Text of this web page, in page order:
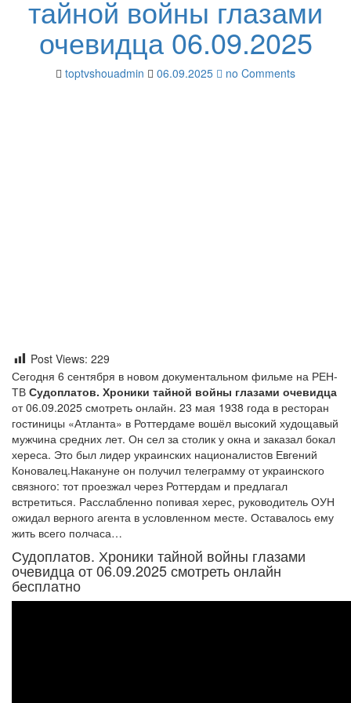
тайной войны глазами
очевидца 06.09.2025
toptvshouadmin 06.09.2025 no Comments
Post Views: 229
Сегодня 6 сентября в новом документальном фильме на РЕН-
ТВ Судоплатов. Хроники тайной войны глазами очевидца
от 06.09.2025 смотреть онлайн. 23 мая 1938 года в ресторан
гостиницы «Атланта» в Роттердаме вошёл высокий худощавый
мужчина средних лет. Он сел за столик у окна и заказал бокал
хереса. Это был лидер украинских националистов Евгений
Коновалец.Накануне он получил телеграмму от украинского
связного: тот проезжал через Роттердам и предлагал
встретиться. Расслабленно попивая херес, руководитель ОУН
ожидал верного агента в условленном месте. Оставалось ему
жить всего полчаса…
Судоплатов. Хроники тайной войны глазами
очевидца от 06.09.2025 смотреть онлайн
бесплатно